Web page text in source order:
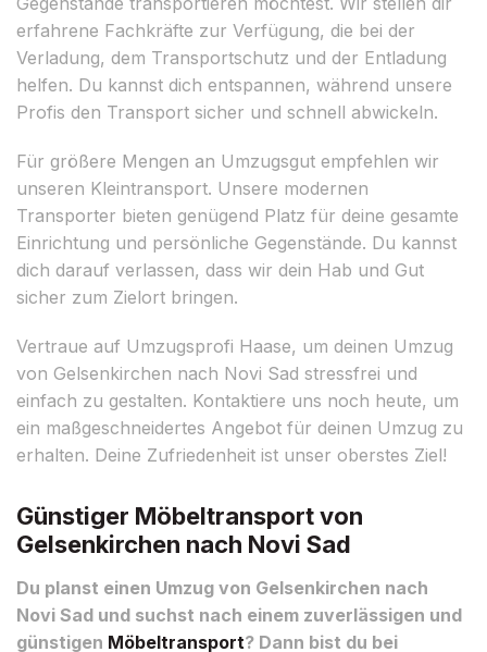
erfahrene Fachkräfte zur Verfügung, die bei der
Verladung, dem Transportschutz und der Entladung
helfen. Du kannst dich entspannen, während unsere
Profis den Transport sicher und schnell abwickeln.
Für größere Mengen an Umzugsgut empfehlen wir
unseren Kleintransport. Unsere modernen
Transporter bieten genügend Platz für deine gesamte
Einrichtung und persönliche Gegenstände. Du kannst
dich darauf verlassen, dass wir dein Hab und Gut
sicher zum Zielort bringen.
Vertraue auf Umzugsprofi Haase, um deinen Umzug
von Gelsenkirchen nach Novi Sad stressfrei und
einfach zu gestalten. Kontaktiere uns noch heute, um
ein maßgeschneidertes Angebot für deinen Umzug zu
erhalten. Deine Zufriedenheit ist unser oberstes Ziel!
Günstiger Möbeltransport von
Gelsenkirchen nach Novi Sad
Du planst einen Umzug von Gelsenkirchen nach
Novi Sad und suchst nach einem zuverlässigen und
günstigen Möbeltransport? Dann bist du bei